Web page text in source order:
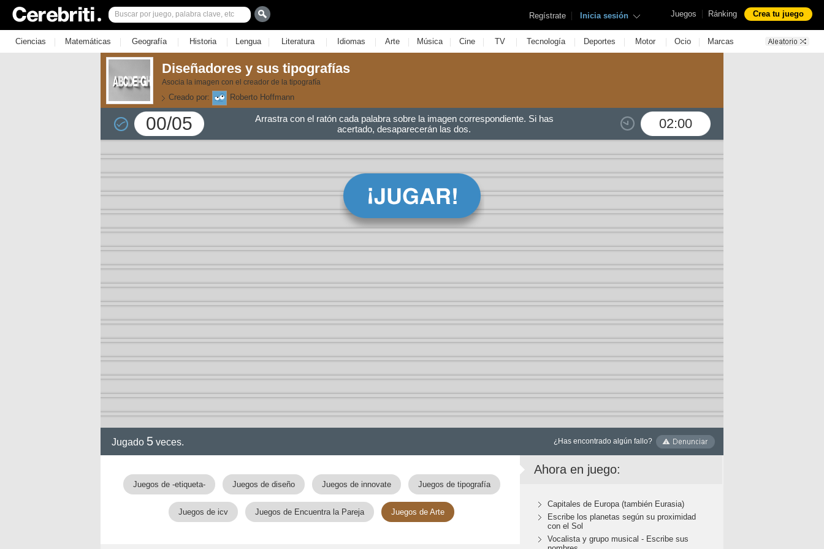
Juegos | Ránking Crea tu juego
Regístrate | Inicia sesión
Ciencias | Matemáticas | Geografía | Historia | Lengua | Literatura | Idiomas | Arte | Música | Cine | TV | Tecnología | Deportes | Motor | Ocio | Marcas
Diseñadores y sus tipografías
Asocia la imagen con el creador de la tipografía
Creado por: Roberto Hoffmann
00/05 02:00
Arrastra con el ratón cada palabra sobre la imagen correspondiente. Si has
acertado, desaparecerán las dos.
Jugado 5 veces. ¿Has encontrado algún fallo?
Juegos de -etiqueta- Juegos de diseño Juegos de innovate Juegos de tipografía
Juegos de icv Juegos de Encuentra la Pareja Juegos de Arte
Ahora en juego:
Capitales de Europa (también Eurasia)
Escribe los planetas según su proximidad
con el Sol
Vocalista y grupo musical - Escribe sus